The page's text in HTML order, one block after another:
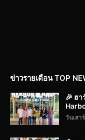
ข่าวรายเดือน TOP
🎉 ฮ
วันเสา